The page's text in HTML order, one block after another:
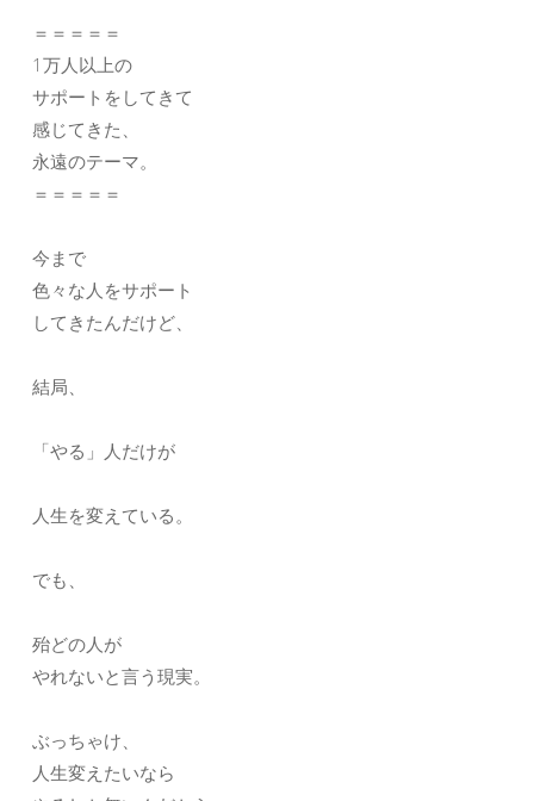
＝＝＝＝＝
1万人以上の
サポートをしてきて
感じてきた、
永遠のテーマ。
＝＝＝＝＝
今まで
色々な人をサポート
してきたんだけど、
結局、
「やる」人だけが
人生を変えている。
でも、
殆どの人が
やれないと言う現実。
ぶっちゃけ、
人生変えたいなら